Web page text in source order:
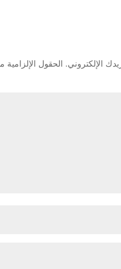
الإلكتروني. الحقول الإلزامية